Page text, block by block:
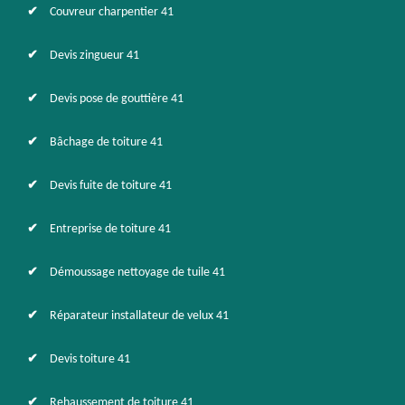
Couvreur charpentier 41
Devis zingueur 41
Devis pose de gouttière 41
Bâchage de toiture 41
Devis fuite de toiture 41
Entreprise de toiture 41
Démoussage nettoyage de tuile 41
Réparateur installateur de velux 41
Devis toiture 41